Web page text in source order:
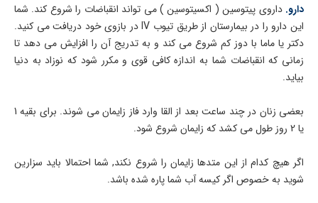
دارو. داروی پیتوسین ( اکسیتوسین ) می تواند انقباضات را شروع کند. شما
این دارو را در بیمارستان از طریق تیوب IV در بازوی خود دریافت می کنید.
دکتر یا ماما با دوز کم شروع می کند و به تدریج آن را افزایش می دهد تا
زمانی که انقباضات شما به اندازه کافی قوی و مکرر شود که نوزاد به دنیا
بیاید.
بعضی زنان در چند ساعت بعد از القا وارد فاز زایمان می شوند. برای بقیه 1
یا 2 روز طول می کشد که زایمان شروع شود.
اگر هیچ کدام از این متدها زایمان را شروع نکند, شما احتمالا باید سزارین
شوید به خصوص اگر کیسه آب شما پاره شده باشد.